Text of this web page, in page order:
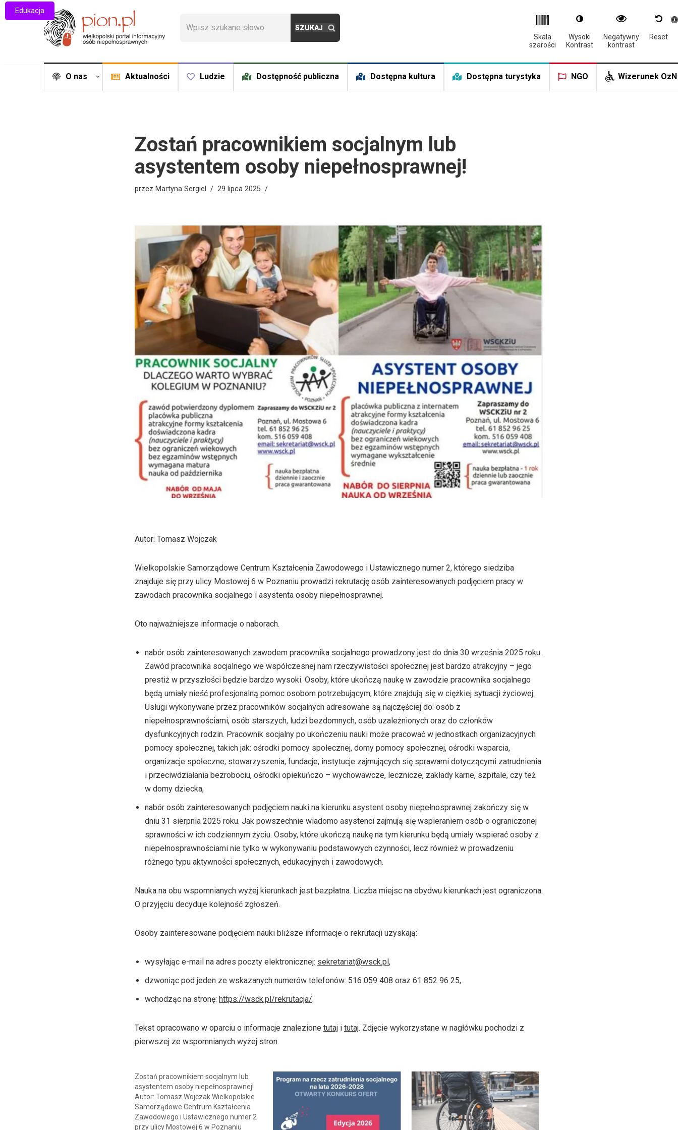
Skala
szarości
Wysoki
Kontrast
Negatywny
kontrast
Reset
O nas Aktualności Ludzie Dostępność publiczna Dostępna kultura Dostępna turystyka NGO Wizerunek OzN
Zostań pracownikiem socjalnym lub
asystentem osoby niepełnosprawnej!
przez Martyna Sergiel 29 lipca 2025
Edukacja
Autor: Tomasz Wojczak
Wielkopolskie Samorządowe Centrum Kształcenia Zawodowego i Ustawicznego numer 2, którego siedziba
znajduje się przy ulicy Mostowej 6 w Poznaniu prowadzi rekrutację osób zainteresowanych podjęciem pracy w
zawodach pracownika socjalnego i asystenta osoby niepełnosprawnej.
Oto najważniejsze informacje o naborach.
nabór osób zainteresowanych zawodem pracownika socjalnego prowadzony jest do dnia 30 września 2025 roku.
Zawód pracownika socjalnego we współczesnej nam rzeczywistości społecznej jest bardzo atrakcyjny – jego
prestiż w przyszłości będzie bardzo wysoki. Osoby, które ukończą naukę w zawodzie pracownika socjalnego
będą umiały nieść profesjonalną pomoc osobom potrzebującym, które znajdują się w ciężkiej sytuacji życiowej.
Usługi wykonywane przez pracowników socjalnych adresowane są najczęściej do: osób z
niepełnosprawnościami, osób starszych, ludzi bezdomnych, osób uzależnionych oraz do członków
dysfunkcyjnych rodzin. Pracownik socjalny po ukończeniu nauki może pracować w jednostkach organizacyjnych
pomocy społecznej, takich jak: ośrodki pomocy społecznej, domy pomocy społecznej, ośrodki wsparcia,
organizacje społeczne, stowarzyszenia, fundacje, instytucje zajmujących się sprawami dotyczącymi zatrudnienia
i przeciwdziałania bezrobociu, ośrodki opiekuńczo – wychowawcze, lecznicze, zakłady karne, szpitale, czy też
w domy dziecka,
nabór osób zainteresowanych podjęciem nauki na kierunku asystent osoby niepełnosprawnej zakończy się w
dniu 31 sierpnia 2025 roku. Jak powszechnie wiadomo asystenci zajmują się wspieraniem osób o ograniczonej
sprawności w ich codziennym życiu. Osoby, które ukończą naukę na tym kierunku będą umiały wspierać osoby z
niepełnosprawnościami nie tylko w wykonywaniu podstawowych czynności, lecz również w prowadzeniu
różnego typu aktywności społecznych, edukacyjnych i zawodowych.
Nauka na obu wspomnianych wyżej kierunkach jest bezpłatna. Liczba miejsc na obydwu kierunkach jest ograniczona.
O przyjęciu decyduje kolejność zgłoszeń.
Osoby zainteresowane podjęciem nauki bliższe informacje o rekrutacji uzyskają:
wysyłając e-mail na adres poczty elektronicznej: sekretariat@wsck.pl,
dzwoniąc pod jeden ze wskazanych numerów telefonów: 516 059 408 oraz 61 852 96 25,
wchodząc na stronę: https://wsck.pl/rekrutacja/.
Tekst opracowano w oparciu o informacje znalezione tutaj i tutaj. Zdjęcie wykorzystane w nagłówku pochodzi z
pierwszej ze wspomnianych wyżej stron.
Zostań pracownikiem socjalnym lub
asystentem osoby niepełnosprawnej!
Autor: Tomasz Wojczak Wielkopolskie
Samorządowe Centrum Kształcenia
Zawodowego i Ustawicznego numer 2
przy ulicy Mostowej 6 w Poznaniu